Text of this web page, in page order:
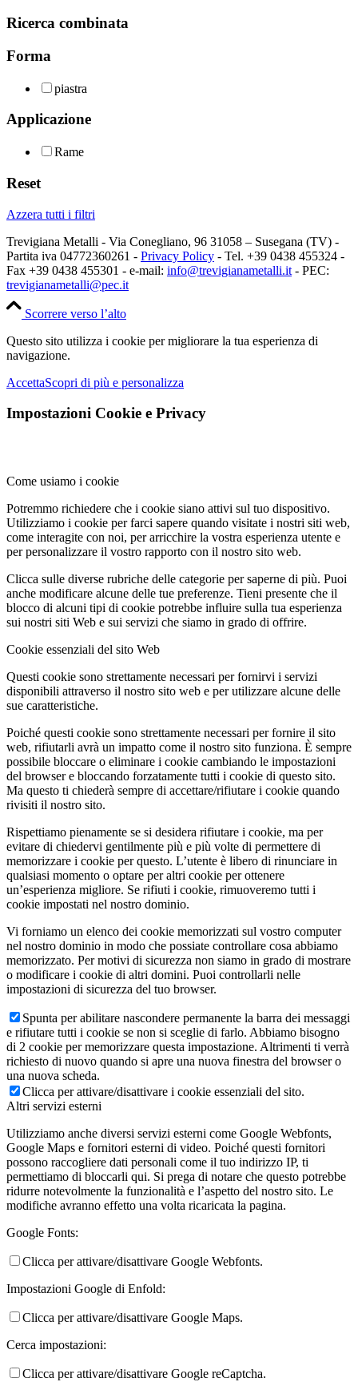
Ricerca combinata
Forma
piastra
Applicazione
Rame
Reset
Azzera tutti i filtri
Trevigiana Metalli - Via Conegliano, 96 31058 – Susegana (TV) -
Partita iva 04772360261 - Privacy Policy - Tel. +39 0438 455324 -
Fax +39 0438 455301 - e-mail: info@trevigianametalli.it - PEC:
trevigianametalli@pec.it
Scorrere verso l’alto
Questo sito utilizza i cookie per migliorare la tua esperienza di
navigazione.
AccettaScopri di più e personalizza
Impostazioni Cookie e Privacy
Come usiamo i cookie
Potremmo richiedere che i cookie siano attivi sul tuo dispositivo.
Utilizziamo i cookie per farci sapere quando visitate i nostri siti web,
come interagite con noi, per arricchire la vostra esperienza utente e
per personalizzare il vostro rapporto con il nostro sito web.
Clicca sulle diverse rubriche delle categorie per saperne di più. Puoi
anche modificare alcune delle tue preferenze. Tieni presente che il
blocco di alcuni tipi di cookie potrebbe influire sulla tua esperienza
sui nostri siti Web e sui servizi che siamo in grado di offrire.
Cookie essenziali del sito Web
Questi cookie sono strettamente necessari per fornirvi i servizi
disponibili attraverso il nostro sito web e per utilizzare alcune delle
sue caratteristiche.
Poiché questi cookie sono strettamente necessari per fornire il sito
web, rifiutarli avrà un impatto come il nostro sito funziona. È sempre
possibile bloccare o eliminare i cookie cambiando le impostazioni
del browser e bloccando forzatamente tutti i cookie di questo sito.
Ma questo ti chiederà sempre di accettare/rifiutare i cookie quando
rivisiti il nostro sito.
Rispettiamo pienamente se si desidera rifiutare i cookie, ma per
evitare di chiedervi gentilmente più e più volte di permettere di
memorizzare i cookie per questo. L’utente è libero di rinunciare in
qualsiasi momento o optare per altri cookie per ottenere
un’esperienza migliore. Se rifiuti i cookie, rimuoveremo tutti i
cookie impostati nel nostro dominio.
Vi forniamo un elenco dei cookie memorizzati sul vostro computer
nel nostro dominio in modo che possiate controllare cosa abbiamo
memorizzato. Per motivi di sicurezza non siamo in grado di mostrare
o modificare i cookie di altri domini. Puoi controllarli nelle
impostazioni di sicurezza del tuo browser.
Spunta per abilitare nascondere permanente la barra dei messaggi
e rifiutare tutti i cookie se non si sceglie di farlo. Abbiamo bisogno
di 2 cookie per memorizzare questa impostazione. Altrimenti ti verrà
richiesto di nuovo quando si apre una nuova finestra del browser o
una nuova scheda.
Clicca per attivare/disattivare i cookie essenziali del sito.
Altri servizi esterni
Utilizziamo anche diversi servizi esterni come Google Webfonts,
Google Maps e fornitori esterni di video. Poiché questi fornitori
possono raccogliere dati personali come il tuo indirizzo IP, ti
permettiamo di bloccarli qui. Si prega di notare che questo potrebbe
ridurre notevolmente la funzionalità e l’aspetto del nostro sito. Le
modifiche avranno effetto una volta ricaricata la pagina.
Google Fonts:
Clicca per attivare/disattivare Google Webfonts.
Impostazioni Google di Enfold:
Clicca per attivare/disattivare Google Maps.
Cerca impostazioni:
Clicca per attivare/disattivare Google reCaptcha.